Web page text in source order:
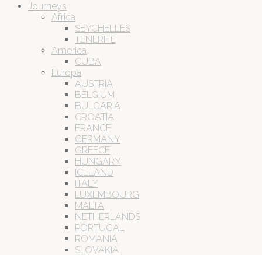
Journeys
Africa
SEYCHELLES
TENERIFE
America
CUBA
Europa
AUSTRIA
BELGIUM
BULGARIA
CROATIA
FRANCE
GERMANY
GREECE
HUNGARY
ICELAND
ITALY
LUXEMBOURG
MALTA
NETHERLANDS
PORTUGAL
ROMANIA
SLOVAKIA